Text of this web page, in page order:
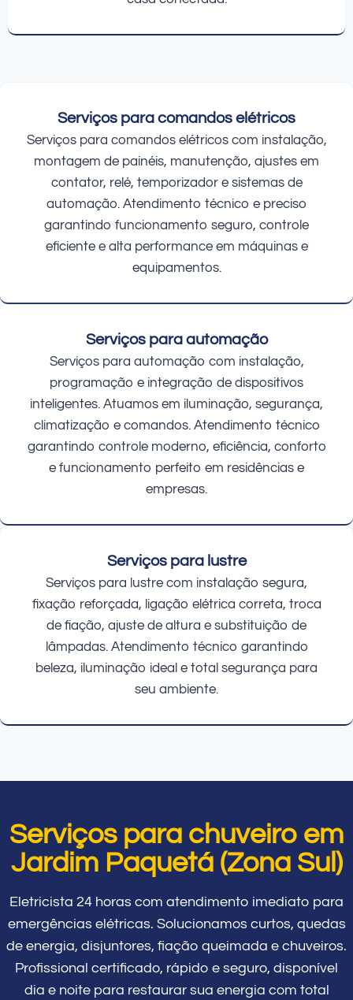
Serviços para comandos elétricos
Serviços para comandos elétricos com instalação,
montagem de painéis, manutenção, ajustes em
contator, relé, temporizador e sistemas de
automação. Atendimento técnico e preciso
garantindo funcionamento seguro, controle
eficiente e alta performance em máquinas e
equipamentos.
Serviços para automação
Serviços para automação com instalação,
programação e integração de dispositivos
inteligentes. Atuamos em iluminação, segurança,
climatização e comandos. Atendimento técnico
garantindo controle moderno, eficiência, conforto
e funcionamento perfeito em residências e
empresas.
Serviços para lustre
Serviços para lustre com instalação segura,
fixação reforçada, ligação elétrica correta, troca
de fiação, ajuste de altura e substituição de
lâmpadas. Atendimento técnico garantindo
beleza, iluminação ideal e total segurança para
seu ambiente.
Serviços para chuveiro em
Jardim Paquetá (Zona Sul)
Eletricista 24 horas com atendimento imediato para
emergências elétricas. Solucionamos curtos, quedas
de energia, disjuntores, fiação queimada e chuveiros.
Profissional certificado, rápido e seguro, disponível
dia e noite para restaurar sua energia com total